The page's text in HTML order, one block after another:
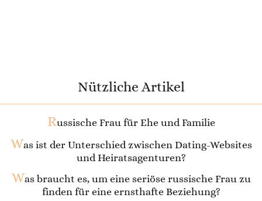
Nützliche Artikel
Russische Frau für Ehe und Familie
Was ist der Unterschied zwischen Dating-Websites
und Heiratsagenturen?
Was braucht es, um eine seriöse russische Frau zu
finden für eine ernsthafte Beziehung?